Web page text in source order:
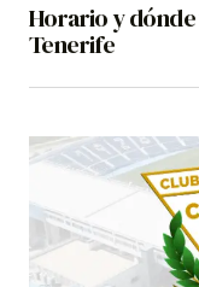
Horario y dónde
Tenerife